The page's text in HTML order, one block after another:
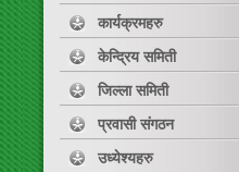
कार्यक्रमहरु
केन्द्रिय समिती
जिल्ला समिती
प्रवासी संगठन
उध्येश्यहरु